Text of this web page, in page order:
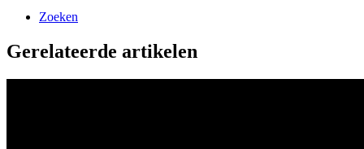
Zoeken
Gerelateerde artikelen